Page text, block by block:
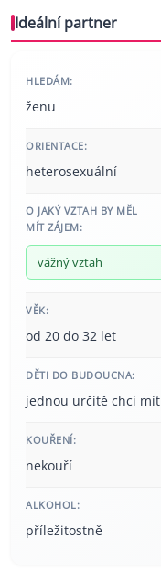
Ideální partner
HLEDÁM:
ženu
ORIENTACE:
heterosexuální
O JAKÝ VZTAH BY MĚL
MÍT ZÁJEM:
vážný vztah
VĚK:
od 20 do 32 let
DĚTI DO BUDOUCNA:
jednou určitě chci mít
KOUŘENÍ:
nekouří
ALKOHOL:
příležitostně